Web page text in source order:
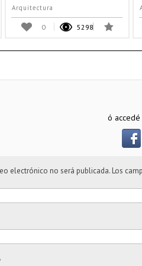
Arquitectura
0 5298
ó accedé
electrónico no será publicada. Los